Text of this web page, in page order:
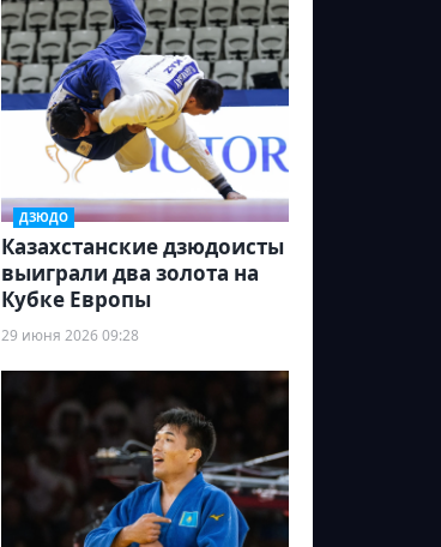
ДЗЮДО
Казахстанские дзюдоисты
выиграли два золота на
Кубке Европы
29 июня 2026 09:28